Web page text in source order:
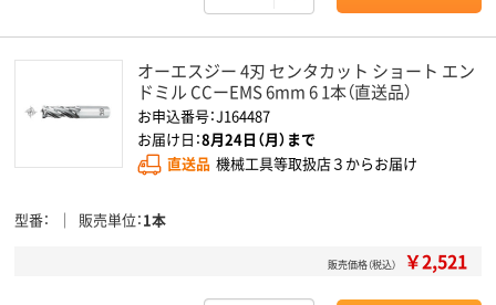
オーエスジー 4刃 センタカット ショート エン
ドミル CCーEMS 6mm 6 1本（直送品）
お申込番号：J164487
お届け日：8月24日（月）まで
直送品 機械工具等取扱店３からお届け
型番 販売単位 1本
販売価格（税込） ￥2,521